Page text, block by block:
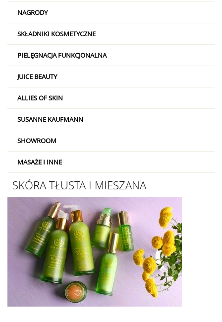
NAGRODY
SKŁADNIKI KOSMETYCZNE
PIELĘGNACJA FUNKCJONALNA
JUICE BEAUTY
ALLIES OF SKIN
SUSANNE KAUFMANN
SHOWROOM
MASAŻE I INNE
SKÓRA TŁUSTA I MIESZANA